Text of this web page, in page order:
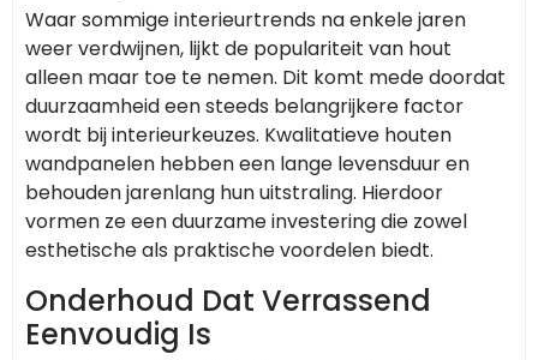
Waar sommige interieurtrends na enkele jaren
weer verdwijnen, lijkt de populariteit van hout
alleen maar toe te nemen. Dit komt mede doordat
duurzaamheid een steeds belangrijkere factor
wordt bij interieurkeuzes. Kwalitatieve houten
wandpanelen hebben een lange levensduur en
behouden jarenlang hun uitstraling. Hierdoor
vormen ze een duurzame investering die zowel
esthetische als praktische voordelen biedt.
Onderhoud Dat Verrassend
Eenvoudig Is